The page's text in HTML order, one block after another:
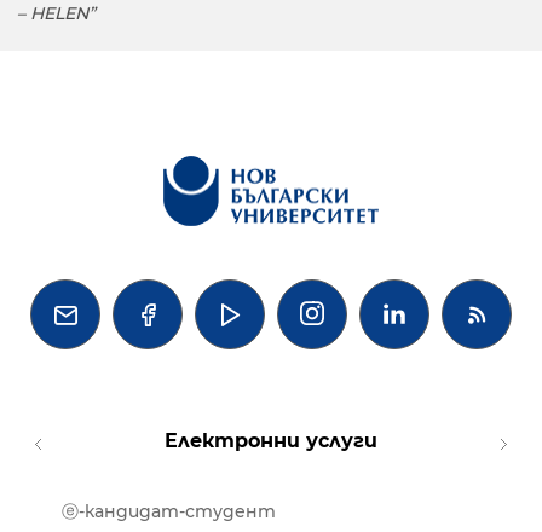
– HELEN”
   
Електронни услуги
ⓔ-кандидат-студент